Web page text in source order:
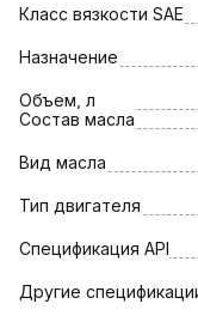
Класс вязкости SAE
Назначение
Объем, л
Состав масла
Вид масла
Тип двигателя
Спецификация API
Другие